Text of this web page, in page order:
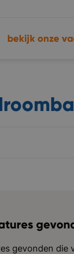
bekijk onze
gevonden die